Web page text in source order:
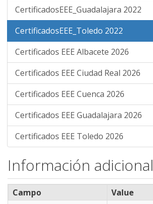
CertificadosEEE_Guadalajara 2022
CertificadosEEE_Toledo 2022
Certificados EEE Albacete 2026
Certificados EEE Ciudad Real 2026
Certificados EEE Cuenca 2026
Certificados EEE Guadalajara 2026
Certificados EEE Toledo 2026
Información adicional
Campo
Value